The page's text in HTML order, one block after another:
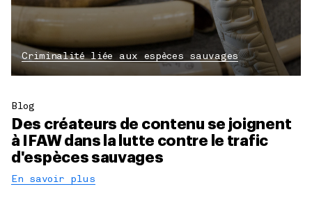
Criminalité liée aux espèces sauvages
Blog
Des créateurs de contenu se joignent
à IFAW dans la lutte contre le trafic
d'espèces sauvages
En savoir plus